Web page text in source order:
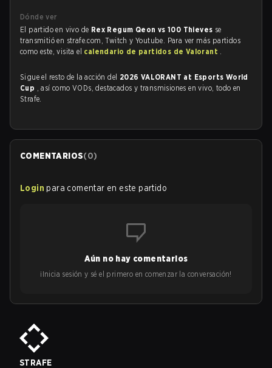
Dónde ver
El partido en vivo de Rex Regum Qeon vs 100 Thieves se
transmitió en strafe.com, Twitch y Youtube. Para ver más partidos
como este, visita el calendario de partidos de Valorant .
Sigue el resto de la acción del 2026 VALORANT at Esports World
Cup , así como VODs, destacados y transmisiones en vivo, todo en
Strafe.
COMENTARIOS(0)
Login para comentar en este partido
Aún no hay comentarios
¡Inicia sesión y sé el primero en comenzar la conversación!
STRAFE